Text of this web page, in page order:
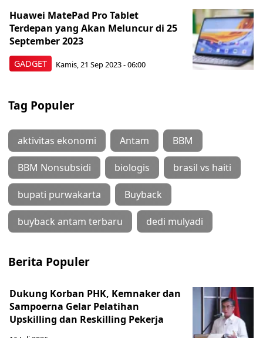
GADGET
Huawei MatePad Pro Tablet
Terdepan yang Akan Meluncur di 25
September 2023
Kamis, 21 Sep 2023 - 06:00
Tag Populer
aktivitas ekonomi Antam BBM
BBM Nonsubsidi biologis brasil vs haiti
bupati purwakarta Buyback
buyback antam terbaru dedi mulyadi
Berita Populer
Dukung Korban PHK, Kemnaker dan
Sampoerna Gelar Pelatihan
Upskilling dan Reskilling Pekerja